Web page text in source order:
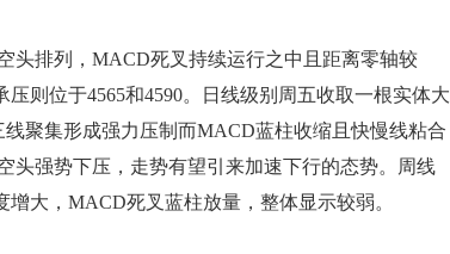
头排列，MACD死叉持续运行之中且距离零轴较
则位于4565和4590。日线级别周五收取一根实体大
聚集形成强力压制而MACD蓝柱收缩且快慢线粘合
头强势下压，走势有望引来加速下行的态势。周线
增大，MACD死叉蓝柱放量，整体显示较弱。